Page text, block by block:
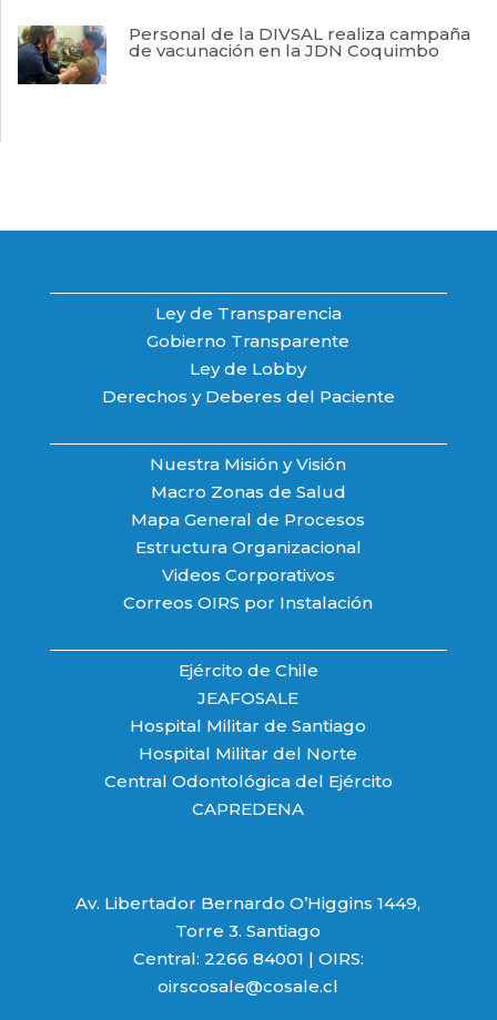
Personal de la DIVSAL realiza campaña
de vacunación en la JDN Coquimbo
Ley de Transparencia
Gobierno Transparente
Ley de Lobby
Derechos y Deberes del Paciente
Nuestra Misión y Visión
Macro Zonas de Salud
Mapa General de Procesos
Estructura Organizacional
Videos Corporativos
Correos OIRS por Instalación
Ejército de Chile
JEAFOSALE
Hospital Militar de Santiago
Hospital Militar del Norte
Central Odontológica del Ejército
CAPREDENA
Av. Libertador Bernardo O’Higgins 1449,
Torre 3. Santiago
Central: 2266 84001 | OIRS:
oirscosale@cosale.cl